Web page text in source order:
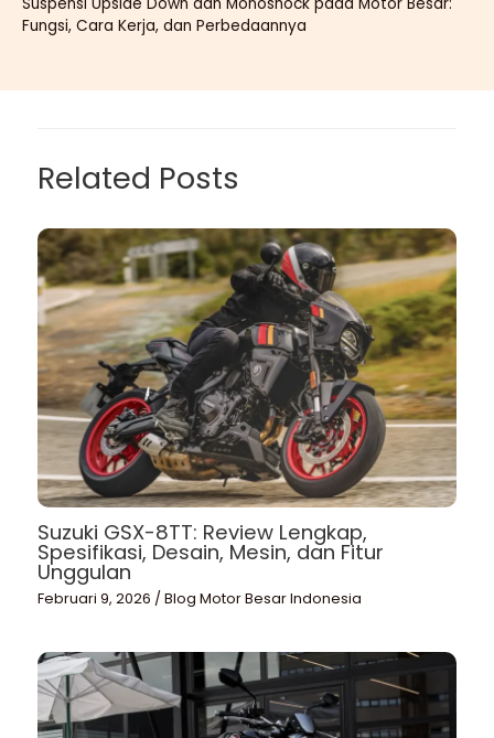
Fungsi, Cara Kerja, dan Perbedaannya
Related Posts
Suzuki GSX-8TT: Review Lengkap,
Spesifikasi, Desain, Mesin, dan Fitur
Unggulan
Februari 9, 2026 /Blog Motor Besar Indonesia